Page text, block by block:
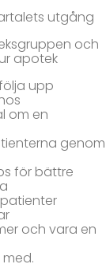
utgång
och
apotek
upp
om en
genom
för bättre
och vara en